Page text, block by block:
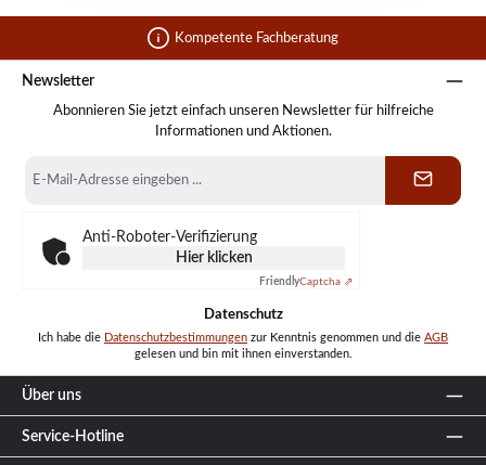
Kompetente Fachberatung
Newsletter
Abonnieren Sie jetzt einfach unseren Newsletter für hilfreiche
Informationen und Aktionen.
Mail-
Anti-Roboter-Verifizierung
Hier klicken
FriendlyCaptcha ⇗
Datenschutz
Ich habe die Datenschutzbestimmungen zur Kenntnis genommen und die AGB
gelesen und bin mit ihnen einverstanden.
Über uns
Service-Hotline